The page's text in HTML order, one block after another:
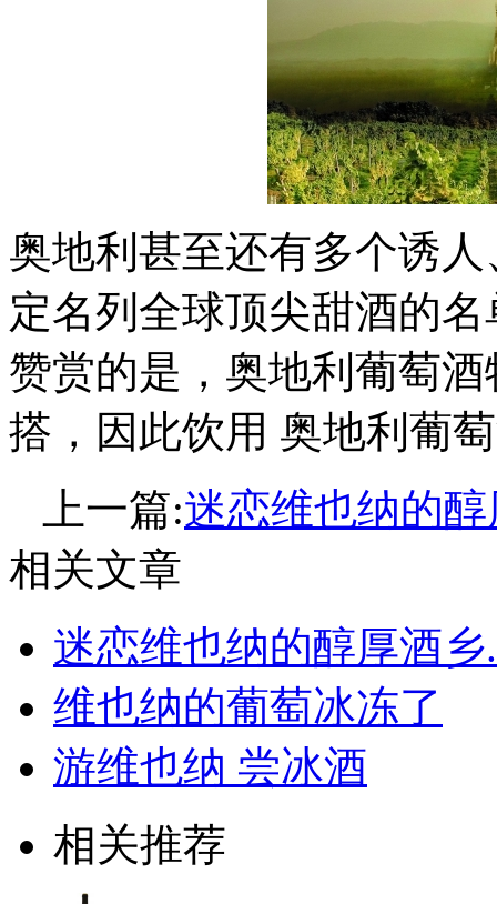
奥地利甚至还有多个诱
定名列全球顶尖甜酒的
赞赏的是，奥地利葡萄
搭，因此饮用 奥地利葡
上一篇:迷恋维也纳的
相关文章
迷恋维也纳的醇厚酒乡
维也纳的葡萄冰冻了
游维也纳 尝冰酒
相关推荐